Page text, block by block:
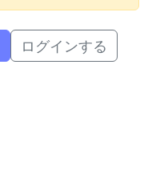
ログインする